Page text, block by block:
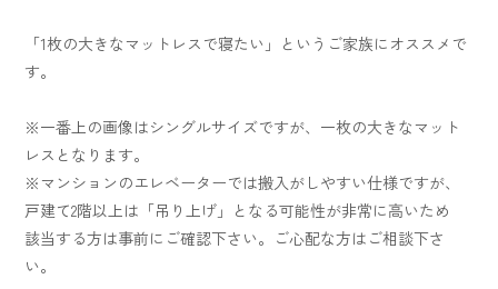
「1枚の大きなマットレスで寝たい」というご家族にオススメで
す。
※一番上の画像はシングルサイズですが、一枚の大きなマット
レスとなります。
※マンションのエレベーターでは搬入がしやすい仕様ですが、
戸建て2階以上は「吊り上げ」となる可能性が非常に高いため
該当する方は事前にご確認下さい。ご心配な方はご相談下さ
い。